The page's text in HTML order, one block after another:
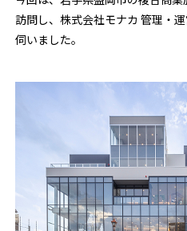
訪問し、株式会社モナカ 管理・
伺いました。